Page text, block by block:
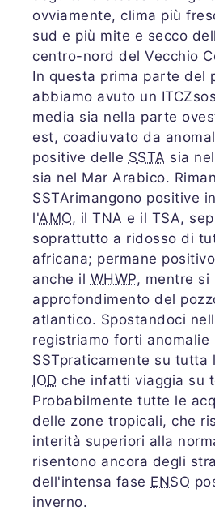
ovviamente, clima più
sud e più mite e secco
centro-nord del Vecchio
In questa prima parte del
abbiamo avuto un
media sia nella parte
est, coadiuvato da
positive delle SSTA sia
sia nel Mar Arabico.
SSTArimangono positive
l'AMO, il TNA e il TSA,
soprattutto a ridosso di
africana; permane
anche il WHWP, mentre si
approfondimento del
atlantico. Spostandoci
registriamo forti anomalie
SSTpraticamente su tutta
IOD che infatti viaggia su
Probabilmente tutte le
delle zone tropicali, che
interità superiori alla
risentono ancora degli
dell'intensa fase ENSO
inverno.